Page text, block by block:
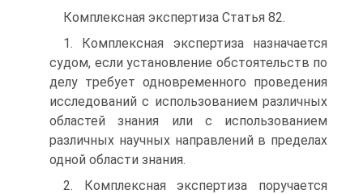
Комплексная экспертиза Статья 82.
1. Комплексная экспертиза назначается
судом, если установление обстоятельств по
делу требует одновременного проведения
исследований с использованием различных
областей знания или с использованием
различных научных направлений в пределах
одной области знания.
2. Комплексная экспертиза поручается